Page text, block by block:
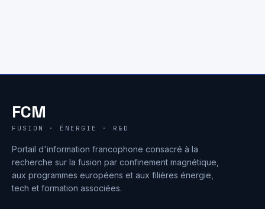
FCM
FUSION · ÉNERGIE · R&D
Portail d'information francophone consacré à la
recherche sur la fusion par confinement magnétique,
aux programmes européens et aux filières énergie,
tech et formation associées.